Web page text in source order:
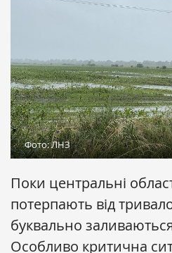
Фото: ЛНЗ
Поки центральні
потерпають від
буквально
Особливо критична